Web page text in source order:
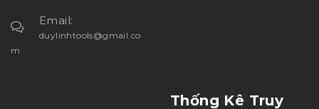
Email:
duylinhtools@gmail.co
m
Thống Kê Truy